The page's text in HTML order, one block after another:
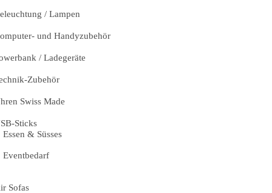
/ Lampen
und Handyzubehör
/ Ladegeräte
Zubehör
Swiss Made
Sticks
Essen & Süsses
Eventbedarf
Sofas